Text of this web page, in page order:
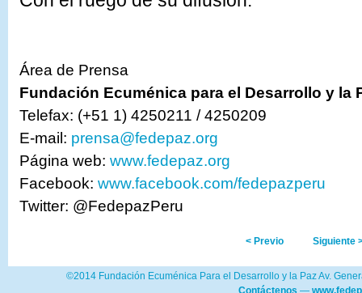
Área de Prensa
Fundación Ecuménica para el Desarrollo y la
Telefax: (+51 1) 4250211 / 4250209
E-mail: prensa@fedepaz.org
Página web:www.fedepaz.org
Facebook:www.facebook.com/fedepazperu
Twitter: @FedepazPeru
< Previo Siguiente
©2014 Fundación Ecuménica Para el Desarrollo y la Paz Av.
Contáctenos —